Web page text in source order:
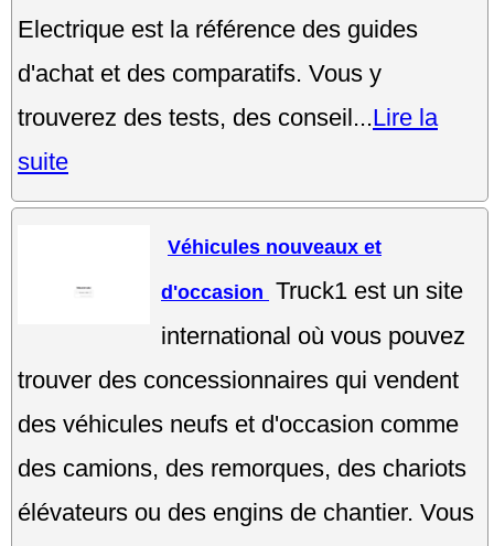
Electrique est la référence des guides
d'achat et des comparatifs. Vous y
trouverez des tests, des conseil...Lire la
suite
Véhicules nouveaux et
d'occasion Truck1 est un site
international où vous pouvez
trouver des concessionnaires qui vendent
des véhicules neufs et d'occasion comme
des camions, des remorques, des chariots
élévateurs ou des engins de chantier. Vous